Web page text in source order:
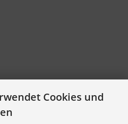
Cookies und